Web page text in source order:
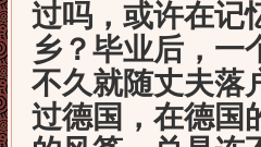
过吗，或许在记
乡？毕业后，一
不久就随丈夫落
过德国，在德国